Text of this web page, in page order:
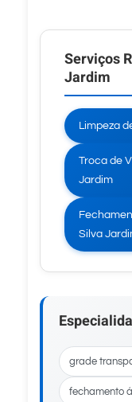
Serviços
Jardim
Limpeza
Troca de
Jardim
Silva
grade
fechamento